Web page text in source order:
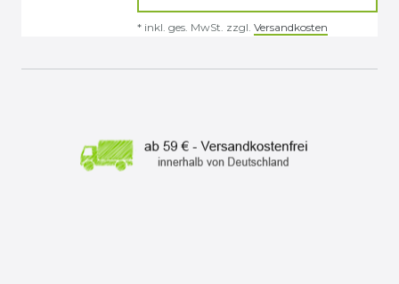
* inkl. ges. MwSt. zzgl. Versandkosten